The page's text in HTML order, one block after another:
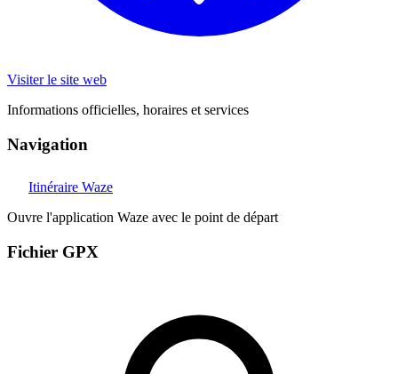
Visiter le site web
Informations officielles, horaires et services
Navigation
Itinéraire Waze
Ouvre l'application Waze avec le point de départ
Fichier GPX